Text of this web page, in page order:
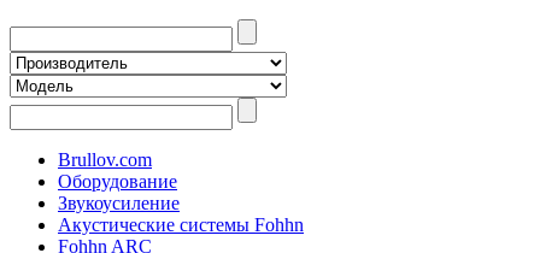
Brullov.com
Оборудование
Звукоусиление
Акустические системы Fohhn
Fohhn ARC